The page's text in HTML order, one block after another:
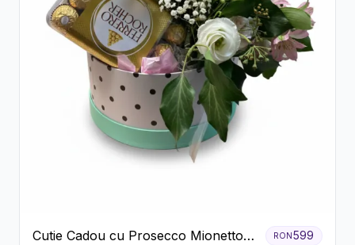
Cutie Cadou cu Prosecco Mionetto
RON599